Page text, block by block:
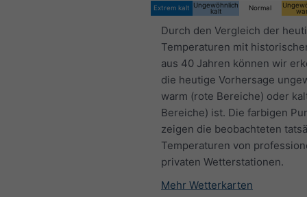
Extrem kalt
Ungewöhnlich
kalt
Normal
Durch den Vergleich der
Temperaturen mit
aus 40 Jahren können wir
die heutige Vorhersage
warm (rote Bereiche) oder
Bereiche) ist. Die farbigen
zeigen die beobachteten
Temperaturen von
privaten Wetterstationen.
Mehr Wetterkarten